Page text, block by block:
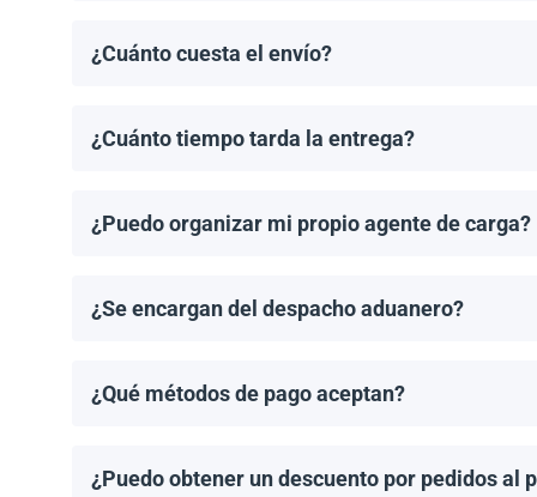
¿Cuánto cuesta el envío?
¿Cuánto tiempo tarda la entrega?
¿Puedo organizar mi propio agente de carga?
¿Se encargan del despacho aduanero?
¿Qué métodos de pago aceptan?
¿Puedo obtener un descuento por pedidos al